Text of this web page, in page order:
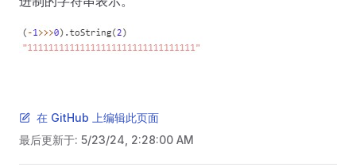
在 GitHub 上编辑此页面
最后更新于: 5/23/24, 2:28:00 AM